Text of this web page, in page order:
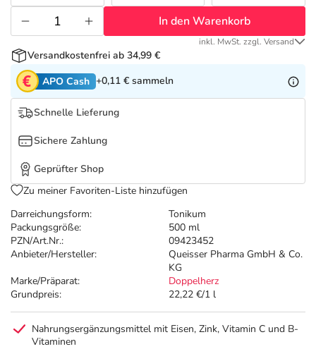
Vitamine & Mineralstoffe
Salus Deals
Darreichungsform:
Tonikum
Packungsgröße:
500 ml
PZN/Art.Nr.:
09423452
Anbieter/Hersteller:
Queisser Pharma GmbH & Co.
KG
Marke/Präparat:
Doppelherz
Grundpreis:
22,22 €/1 l
In den Warenkorb
inkl. MwSt. zzgl. Versand
Versandkostenfrei ab 34,99 €
APO Cash +0,11 € sammeln
Schnelle Lieferung
Sichere Zahlung
Geprüfter Shop
Zu meiner Favoriten-Liste hinzufügen
Nahrungsergänzungsmittel mit Eisen, Zink, Vitamin C und B-
Vitaminen